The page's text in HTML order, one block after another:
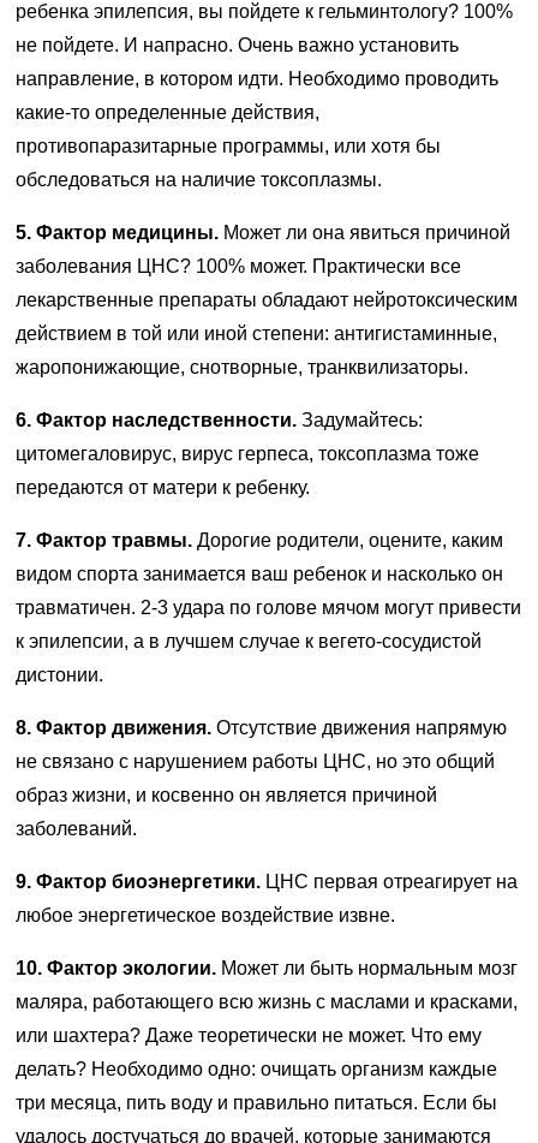
ребенка эпилепсия, вы пойдете к гельминтологу? 100%
не пойдете. И напрасно. Очень важно установить
направление, в котором идти. Необходимо проводить
какие-то определенные действия,
противопаразитарные программы, или хотя бы
обследоваться на наличие токсоплазмы.
5. Фактор медицины. Может ли она явиться причиной
заболевания ЦНС? 100% может. Практически все
лекарственные препараты обладают нейротоксическим
действием в той или иной степени: антигистаминные,
жаропонижающие, снотворные, транквилизаторы.
6. Фактор наследственности. Задумайтесь:
цитомегаловирус, вирус герпеса, токсоплазма тоже
передаются от матери к ребенку.
7. Фактор травмы. Дорогие родители, оцените, каким
видом спорта занимается ваш ребенок и насколько он
травматичен. 2-3 удара по голове мячом могут привести
к эпилепсии, а в лучшем случае к вегето-сосудистой
дистонии.
8. Фактор движения. Отсутствие движения напрямую
не связано с нарушением работы ЦНС, но это общий
образ жизни, и косвенно он является причиной
заболеваний.
9. Фактор биоэнергетики. ЦНС первая отреагирует на
любое энергетическое воздействие извне.
10. Фактор экологии. Может ли быть нормальным мозг
маляра, работающего всю жизнь с маслами и красками,
или шахтера? Даже теоретически не может. Что ему
делать? Необходимо одно: очищать организм каждые
три месяца, пить воду и правильно питаться. Если бы
удалось достучаться до врачей, которые занимаются